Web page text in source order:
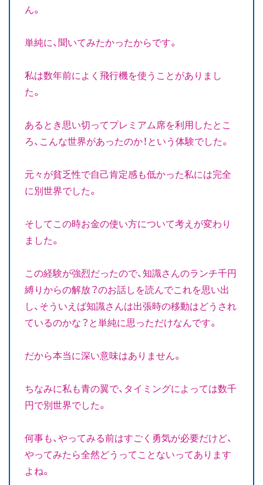
ん。
単純に、聞いてみたかったからです。
私は数年前によく飛行機を使うことがありまし
た。
あるとき思い切ってプレミアム席を利用したとこ
ろ、こんな世界があったのか！という体験でした。
元々が貧乏性で自己肯定感も低かった私には完全
に別世界でした。
そしてこの時お金の使い方について考えが変わり
ました。
この経験が強烈だったので、知識さんのランチ千円
縛りからの解放？のお話しを読んでこれを思い出
し、そういえば知識さんは出張時の移動はどうされ
ているのかな？と単純に思っただけなんです。
だから本当に深い意味はありません。
ちなみに私も青の翼で、タイミングによっては数千
円で別世界でした。
何事も、やってみる前はすごく勇気が必要だけど、
やってみたら全然どうってことないってあります
よね。